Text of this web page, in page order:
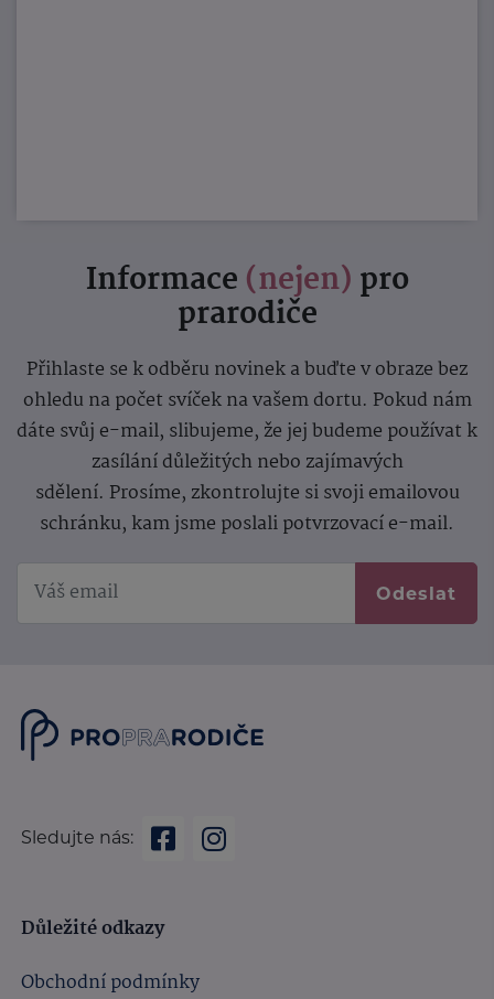
Informace (nejen) pro
prarodiče
Přihlaste se k odběru novinek a buďte v obraze bez
ohledu na počet svíček na vašem dortu. Pokud nám
dáte svůj e-mail, slibujeme, že jej budeme používat k
zasílání důležitých nebo zajímavých
sdělení. Prosíme, zkontrolujte si svoji emailovou
schránku, kam jsme poslali potvrzovací e-mail.
Odeslat
Sledujte nás:
Důležité odkazy
Obchodní podmínky